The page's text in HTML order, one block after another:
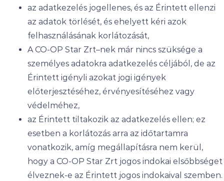
az adatkezelés jogellenes, és az Érintett ellenzi
az adatok törlését, és ehelyett kéri azok
felhasználásának korlátozását,
A CO-OP Star Zrt–nek már nincs szüksége a
személyes adatokra adatkezelés céljából, de az
Érintett igényli azokat jogi igények
előterjesztéséhez, érvényesítéséhez vagy
védelméhez,
az Érintett tiltakozik az adatkezelés ellen; ez
esetben a korlátozás arra az időtartamra
vonatkozik, amíg megállapításra nem kerül,
hogy a CO-OP Star Zrt jogos indokai elsőbbséget
élveznek-e az Érintett jogos indokaival szemben.